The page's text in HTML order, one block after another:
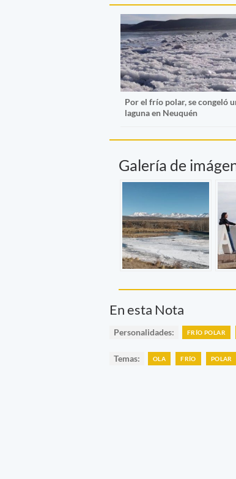
Por el frío polar, se congeló
laguna en Neuquén
Galería de
En esta Nota
Personalidades: FRÍO POLAR
Temas: OLA FRÍO POLAR